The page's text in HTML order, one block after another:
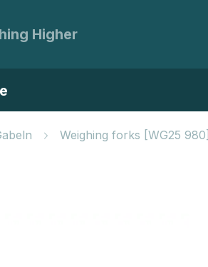
Higher
Weighing forks [WG25 980]